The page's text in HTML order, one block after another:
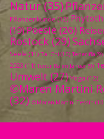
Natur(35)
Pflanzenkunde(12)
(19)Poesie(26)
Rostock (29)
Seele (11) Tai Chi (10) Teneriffa (9)
2023 (11) Teneriffa im Januar(9)
Umwelt (27) Yoga (12)
©Maren Martini
(32) ©Maren Martini Tessin